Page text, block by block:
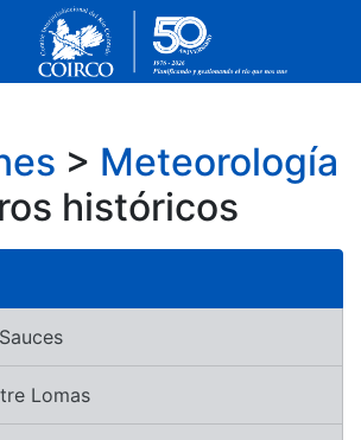
> Meteorología
históricos
Lomas